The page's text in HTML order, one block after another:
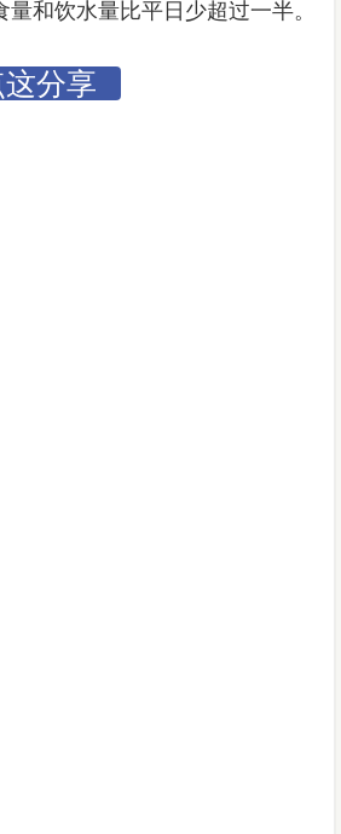
和饮水量比平日少超过一半。
分享